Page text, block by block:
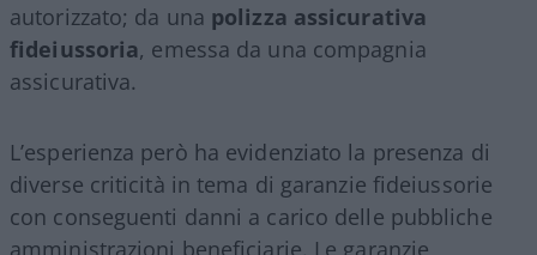
autorizzato; da una polizza assicurativa
fideiussoria, emessa da una compagnia
assicurativa.
L’esperienza però ha evidenziato la presenza di
diverse criticità in tema di garanzie fideiussorie
con conseguenti danni a carico delle pubbliche
amministrazioni beneficiarie. Le garanzie